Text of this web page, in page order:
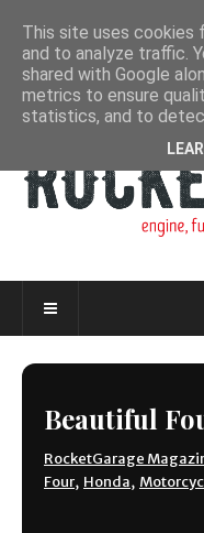
Beautiful
RocketGarage
Four, Honda,
This site uses cookies
and to analyze traffic.
shared with Google
metrics to ensure
statistics, and to